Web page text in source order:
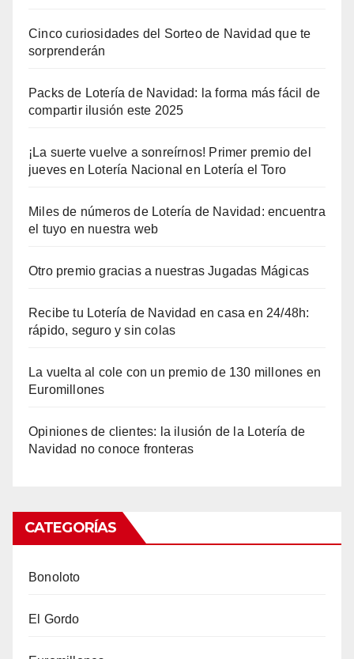
Cinco curiosidades del Sorteo de Navidad que te
sorprenderán
Packs de Lotería de Navidad: la forma más fácil de
compartir ilusión este 2025
¡La suerte vuelve a sonreírnos! Primer premio del
jueves en Lotería Nacional en Lotería el Toro
Miles de números de Lotería de Navidad: encuentra
el tuyo en nuestra web
Otro premio gracias a nuestras Jugadas Mágicas
Recibe tu Lotería de Navidad en casa en 24/48h:
rápido, seguro y sin colas
La vuelta al cole con un premio de 130 millones en
Euromillones
Opiniones de clientes: la ilusión de la Lotería de
Navidad no conoce fronteras
CATEGORÍAS
Bonoloto
El Gordo